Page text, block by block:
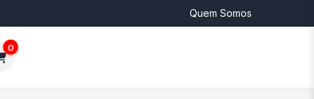
Quem Somos
0